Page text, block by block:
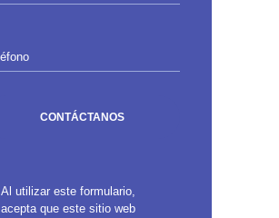
Al utilizar este formulario,
acepta que este sitio web